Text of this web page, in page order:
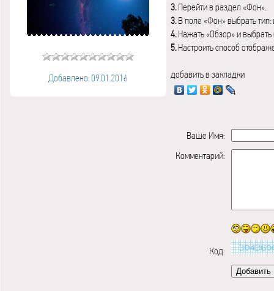
Добавлено: 09.01.2016
3.Перейти в раздел «Фон».
3.В поле «Фон» выбрать
4.Нажать «Обзор» и выбрать
5.Настроить способ
добавить в закладки
Ваше Имя:
Комментарий:
Код: